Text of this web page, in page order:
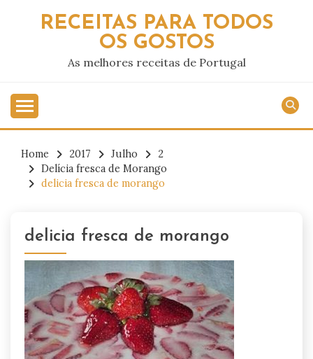
RECEITAS PARA TODOS
OS GOSTOS
As melhores receitas de Portugal
Home 2017 Julho
2
Delícia fresca de Morango
delicia fresca de morango
delicia fresca de morango